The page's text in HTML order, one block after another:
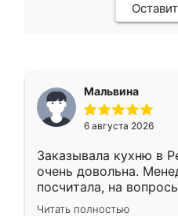
Мальвина
6 августа 2026
Заказывала кухню в
очень довольна.
посчитала, на
Замерщик приехал в
Читать полностью